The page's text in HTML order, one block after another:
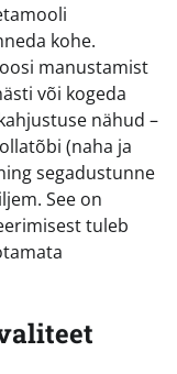
kohe.
manustamist
või kogeda
nähud –
(naha ja
segadustunne
See on
tuleb